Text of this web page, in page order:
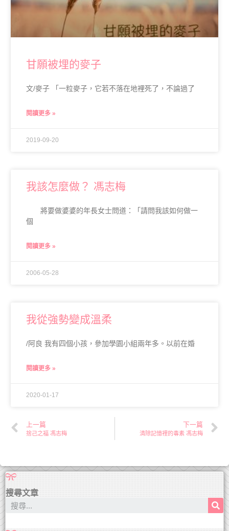
甘願被埋的麥子
文/麥子 「一粒麥子，它若不落在地裡死了，不論過了
閱讀更多 »
2019-09-20
我該怎麼做？ 馮志梅
將要做婆婆的年長女士問道：「請問我該如何做一
個
閱讀更多 »
2006-05-28
我從強勢變成溫柔
/阿良 我有四個小孩，參加學園小組兩年多。以前在婚
閱讀更多 »
2020-01-17
上一篇
捨己之福 馮志梅
下一篇
清除記憶裡的毒素 馮志梅
搜尋文章